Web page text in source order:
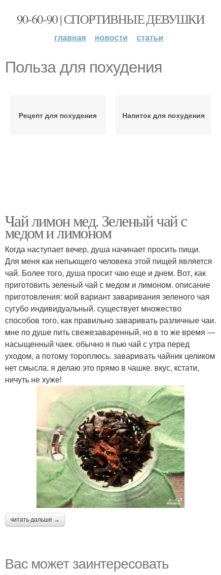
90-60-90 | СПОРТИВНЫЕ ДЕВУШКИ
главная новости статьи
Польза для похудения
Рецепт для похудения Напиток для похудения
Чай лимон мед. Зеленый чай с
медом и лимоном
Когда наступает вечер, душа начинает просить пищи.
Для меня как непьющего человека этой пищей является
чай. Более того, душа просит чаю еще и днем. Вот, как
приготовить зеленый чай с медом и лимоном. описание
приготовления: мой вариант заваривания зеленого чая
сугубо индивидуальный. существует множество
способов того, как правильно заваривать различные чаи.
мне по душе пить свежезаваренный, но в то же время —
насыщенный чаек. обычно я пью чай с утра перед
уходом, а потому тороплюсь. заваривать чайник целиком
нет смысла. я делаю это прямо в чашке. вкус, кстати,
ничуть не хуже!
читать дальше →
Вас может заинтересовать